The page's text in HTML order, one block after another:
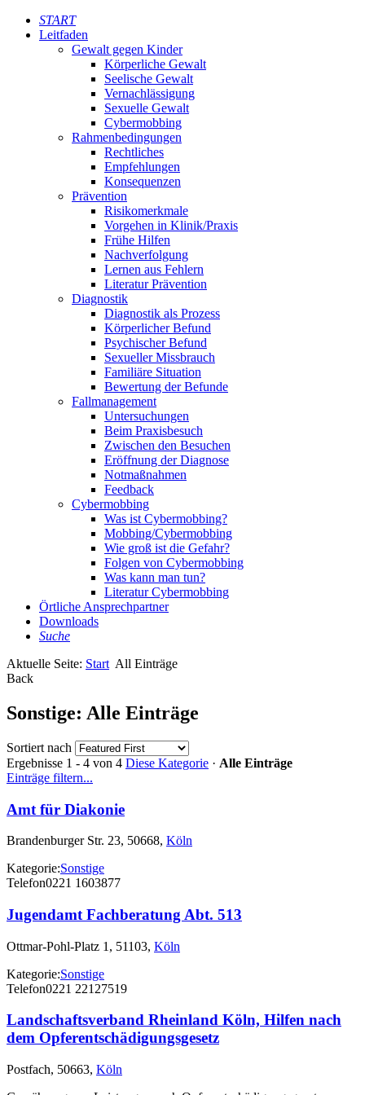
START
Leitfaden
Gewalt gegen Kinder
Körperliche Gewalt
Seelische Gewalt
Vernachlässigung
Sexuelle Gewalt
Cybermobbing
Rahmenbedingungen
Rechtliches
Empfehlungen
Konsequenzen
Prävention
Risikomerkmale
Vorgehen in Klinik/Praxis
Frühe Hilfen
Nachverfolgung
Lernen aus Fehlern
Literatur Prävention
Diagnostik
Diagnostik als Prozess
Körperlicher Befund
Psychischer Befund
Sexueller Missbrauch
Familiäre Situation
Bewertung der Befunde
Fallmanagement
Untersuchungen
Beim Praxisbesuch
Zwischen den Besuchen
Eröffnung der Diagnose
Notmaßnahmen
Feedback
Cybermobbing
Was ist Cybermobbing?
Mobbing/Cybermobbing
Wie groß ist die Gefahr?
Folgen von Cybermobbing
Was kann man tun?
Literatur Cybermobbing
Örtliche Ansprechpartner
Downloads
Suche
Aktuelle Seite: Start All Einträge
Back
Sonstige: Alle Einträge
Sortiert nach
Ergebnisse 1 - 4 von 4 Diese Kategorie · Alle Einträge
Einträge filtern...
Amt für Diakonie
Brandenburger Str. 23, 50668, Köln
Kategorie:Sonstige
Telefon0221 1603877
Jugendamt Fachberatung Abt. 513
Ottmar-Pohl-Platz 1, 51103, Köln
Kategorie:Sonstige
Telefon0221 22127519
Landschaftsverband Rheinland Köln, Hilfen nach
dem Opferentschädigungsgesetz
Postfach, 50663, Köln